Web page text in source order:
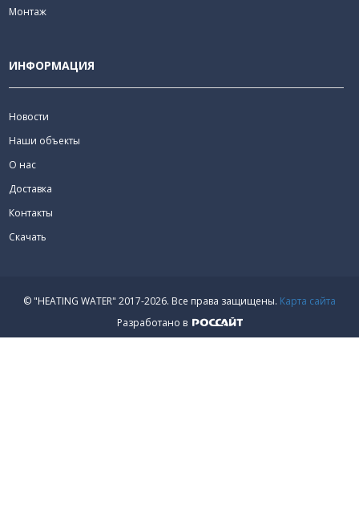
Монтаж
ИНФОРМАЦИЯ
Новости
Наши объекты
О нас
Доставка
Контакты
Скачать
© "HEATING WATER" 2017-2026. Все права защищены. Карта сайта
Разработано в